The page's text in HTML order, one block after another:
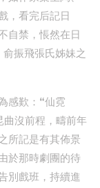
，看完后記日
自禁，悵然在日
振飛張氏姊妹之
感歎：“仙霓
沒前程，疇前年
所記是有其佈景
於那時劇團的待
別戲班，持續進